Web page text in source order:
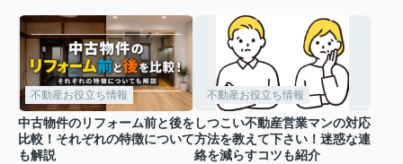
不動産お役立ち情報
中古物件のリフォーム前と後を
比較！それぞれの特徴について
も解説
不動産お役立ち情報
しつこい不動産営業マンの対応
方法を教えて下さい！迷惑な連
絡を減らすコツも紹介